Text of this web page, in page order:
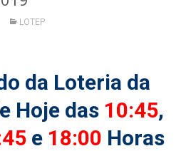
LOTEP
da Loteria da
Hoje das 10:45,
e 18:00 Horas